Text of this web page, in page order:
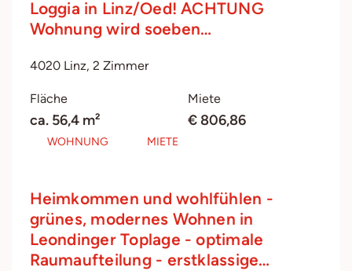
Loggia in Linz/Oed! ACHTUNG
Wohnung wird soeben…
4020 Linz, 2 Zimmer
Fläche
ca. 56,4 m²
Miete
€ 806,86
WOHNUNG MIETE
Heimkommen und wohlfühlen -
grünes, modernes Wohnen in
Leondinger Toplage - optimale
Raumaufteilung - erstklassige…